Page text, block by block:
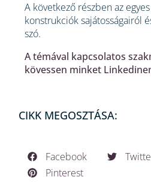
A következő részben az
konstrukciók sajátosságairól
szó.
A témával kapcsolatos
kövessen minket
CIKK MEGOSZTÁSA:
Facebook
Pinterest